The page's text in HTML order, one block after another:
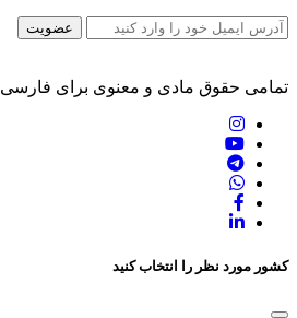
عضویت
تمامی حقوق مادی و معنوی برای فارسی ۱ محفوظ میباشد
کشور مورد نظر را انتخاب کنید